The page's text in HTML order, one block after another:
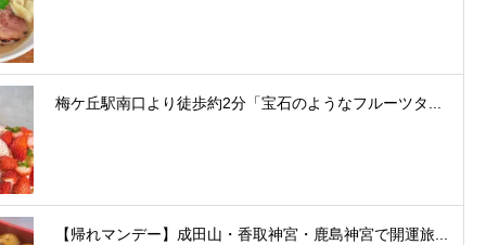
梅ケ丘駅南口より徒歩約2分「宝石のようなフルーツタ...
【帰れマンデー】成田山・香取神宮・鹿島神宮で開運旅...